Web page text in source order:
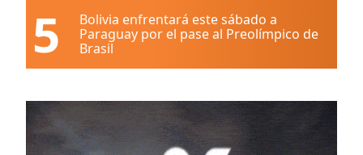
5
Bolivia enfrentará este sábado a
Paraguay por el pase al Preolímpico de
Brasil